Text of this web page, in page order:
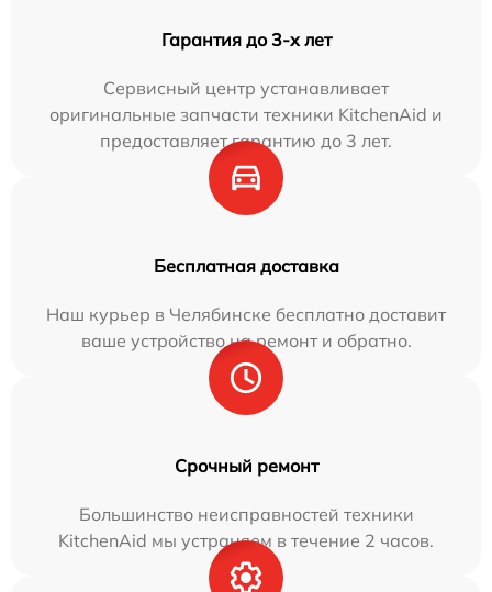
Гарантия до 3-х лет
Сервисный центр устанавливает
оригинальные запчасти техники KitchenAid и
предоставляет гарантию до 3 лет.
Бесплатная доставка
Наш курьер в Челябинске бесплатно доставит
ваше устройство на ремонт и обратно.
Срочный ремонт
Большинство неисправностей техники
KitchenAid мы устраняем в течение 2 часов.